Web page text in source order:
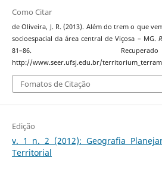
Como Citar
de Oliveira, J. R. (2013). Além do trem o que
socioespacial da área central de Viçosa – MG.
81–86.
http://www.seer.ufsj.edu.br/
Fomatos de Citação
Edição
v. 1 n. 2 (2012): Geografia
Territorial